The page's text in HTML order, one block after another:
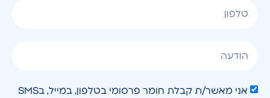
אני מאשר/ת קבלת חומר פרסומי בטלפון, במייל, בSMS